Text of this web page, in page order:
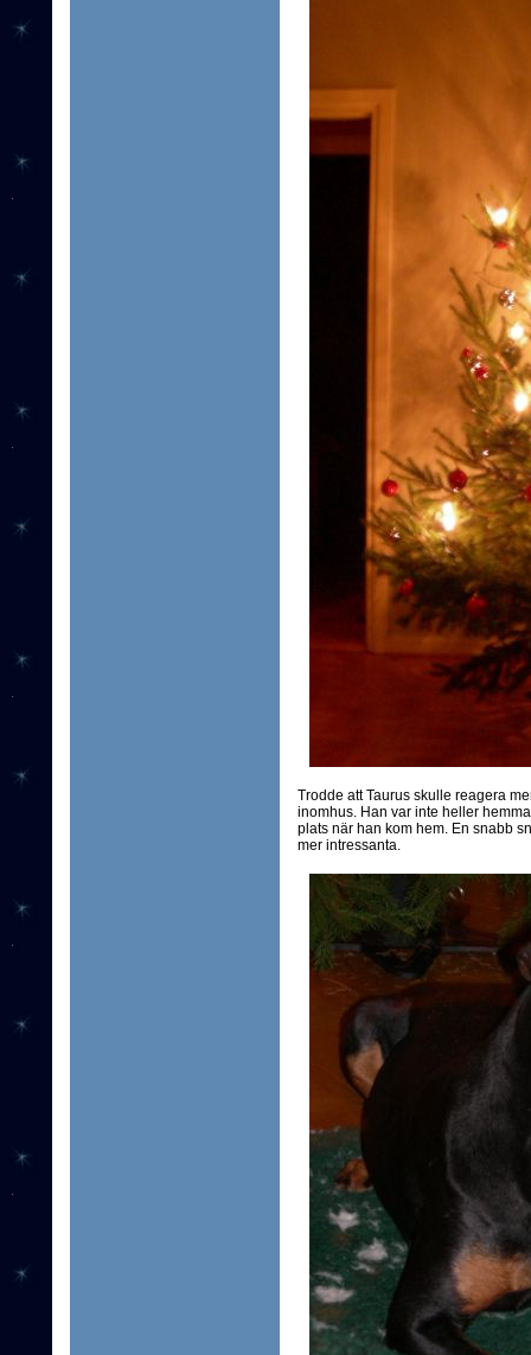
Trodde att Taurus skulle reagera
inomhus. Han var inte heller
plats när han kom hem. En snabb
mer intressanta.